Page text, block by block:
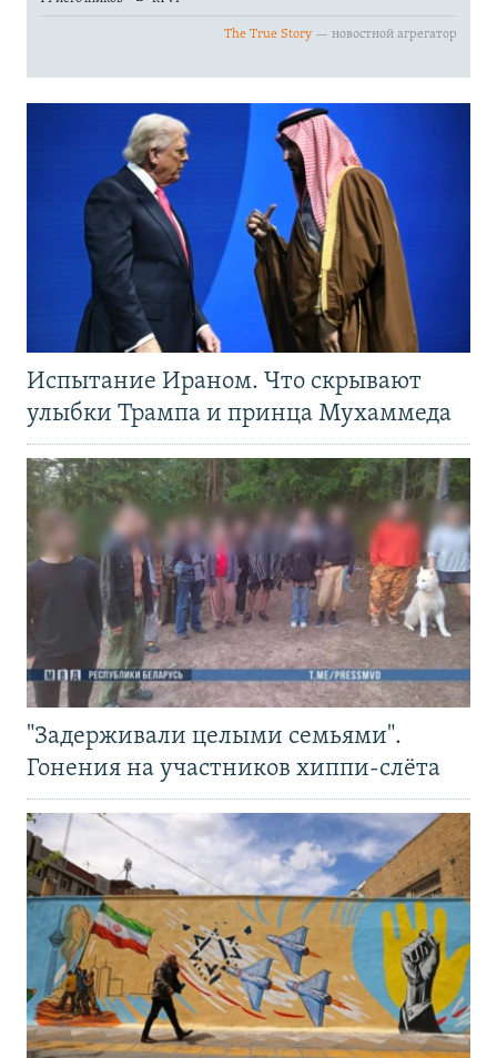
Испытание Ираном. Что скрывают
улыбки Трампа и принца Мухаммеда
"Задерживали целыми семьями".
Гонения на участников хиппи-слёта